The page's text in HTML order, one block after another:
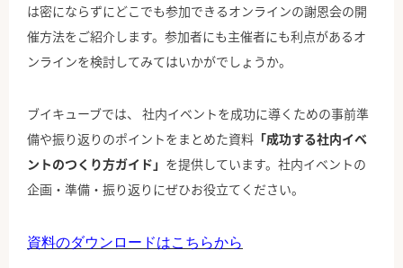
は密にならずにどこでも参加できるオンラインの謝恩会の開
催方法をご紹介します。参加者にも主催者にも利点があるオ
ンラインを検討してみてはいかがでしょうか。
ブイキューブでは、 社内イベントを成功に導くための事前準
備や振り返りのポイントをまとめた資料 「成功する社内イベ
ントのつくり方ガイド」 を提供しています。社内イベントの
企画・準備・振り返りにぜひお役立てください。
資料のダウンロードはこちらから